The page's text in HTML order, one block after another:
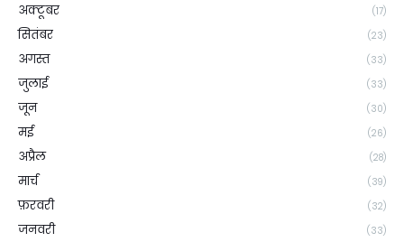
अक्टूबर (17)
सितंबर (23)
अगस्त (33)
जुलाई (33)
जून (30)
मई (26)
अप्रैल (28)
मार्च (39)
फ़रवरी (32)
जनवरी (33)